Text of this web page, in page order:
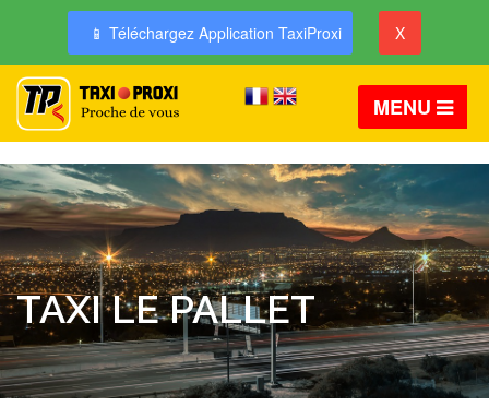
📱 Téléchargez Application TaxiProxi X
MENU
TAXI LE PALLET